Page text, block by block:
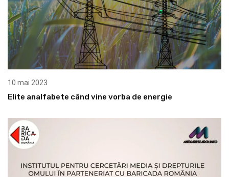
10 mai 2023
Elite analfabete când vine vorba de energie